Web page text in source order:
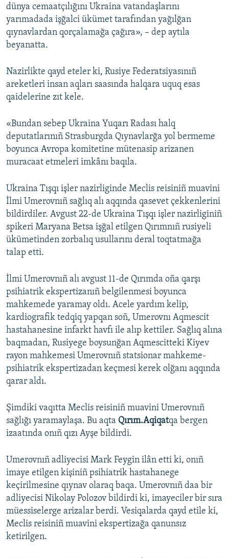
dünya cemaatçılığını Ukraina vatandaşlarını
yarımadada işğalci ükümet tarafından yağılğan
qıynavlardan qorçalamağa çağıra», – dep aytıla
beyanatta.
Nazirlikte qayd eteler ki, Rusiye Federatsiyasınıñ
areketleri insan aqları saasında halqara uquq esas
qaidelerine zıt kele.
«Bundan sebep Ukraina Yuqarı Radası halq
deputatlarınıñ Strasburgda Qıynavlarğa yol bermeme
boyunca Avropa komitetine mütenasip arizanen
muracaat etmeleri imkânı baqıla.
Ukraina Tışqı işler nazirliginde Meclis reisiniñ muavini
İlmi Umerovnıñ sağlıq alı aqqında qasevet çekkenlerini
bildirdiler. Avgust 22-de Ukraina Tışqı işler nazirliginiñ
spikeri Maryana Betsa işğal etilgen Qırımnıñ rusiyeli
ükümetinden zorbalıq usullarını deral toqtatmağa
talap etti.
İlmi Umerovnıñ alı avgust 11-de Qırımda oña qarşı
psihiatrik ekspertizanıñ belgilenmesi boyunca
mahkemede yaramay oldı. Acele yardım kelip,
kardiografik tedqiq yapqan soñ, Umerovnı Aqmescit
hastahanesine infarkt havfı ile alıp kettiler. Sağlıq alına
baqmadan, Rusiyege boysunğan Aqmescitteki Kiyev
rayon mahkemesi Umerovnıñ statsionar mahkeme-
psihiatrik ekspertizadan keçmesi kerek olğanı aqqında
qarar aldı.
Şimdiki vaqıtta Meclis reisiniñ muavini Umerovnıñ
sağlığı yaramaylaşa. Bu aqta Qırım.Aqiqatqa bergen
izaatında onıñ qızı Ayşe bildirdi.
Umerovnıñ adliyecisi Mark Feygin ilân etti ki, onıñ
imaye etilgen kişiniñ psihiatrik hastahanege
keçirilmesine qıynav olaraq baqa. Umerovnıñ daa bir
adliyecisi Nikolay Polozov bildirdi ki, imayeciler bir sıra
müessiselerge arizalar berdi. Vesiqalarda qayd etile ki,
Meclis reisiniñ muavini ekspertizağa qanunsız
ketirilgen.